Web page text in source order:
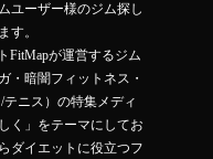
ユーザー様のジム探し
す。
FitMapが運営するジム
・暗闇フィットネス・
ニス）の特集メディ
く」をテーマにしてお
ダイエットに役立つフ